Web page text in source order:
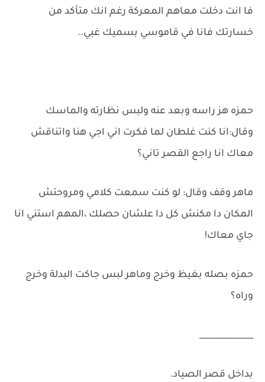
فا انت دخلت معاهم المعركة رغم انك متأكد من
خسارتك فانا في قاموسي بسميك غبي..
حمزه هز راسه وبعد عنه ولبس نظارته والماسك
وقال:انا كنت غلطان لما فكرت اني اجي هنا واتناقش
معاك انا راجع القصر تاني؟
ماهر وقف وقال: لو كنت سمعت كلامي ومروحتش
المكان دا مكنش كل دا علشان حصلك ،المهم استني انا
جاي معاك!
حمزه بصله بغيظ وخرج وماهر لبس جاكت البدلة وخرج
وراه؟
_____________
بداخل قصر الصياد.